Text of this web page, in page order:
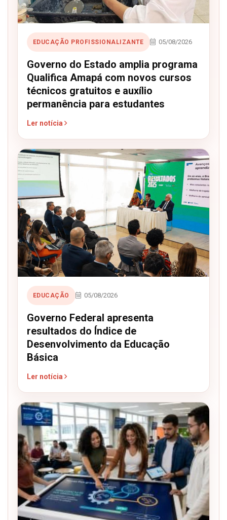
EDUCAÇÃO PROFISSIONALIZANTE 05/08/2026
Governo do Estado amplia programa
Qualifica Amapá com novos cursos
técnicos gratuitos e auxílio
permanência para estudantes
Ler notícia
EDUCAÇÃO 05/08/2026
Governo Federal apresenta
resultados do Índice de
Desenvolvimento da Educação
Básica
Ler notícia